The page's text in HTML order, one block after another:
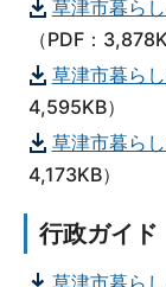
草津市暮ら
（PDF：
草津市暮ら
4,595KB）
草津市暮ら
4,173KB）
行政ガイド